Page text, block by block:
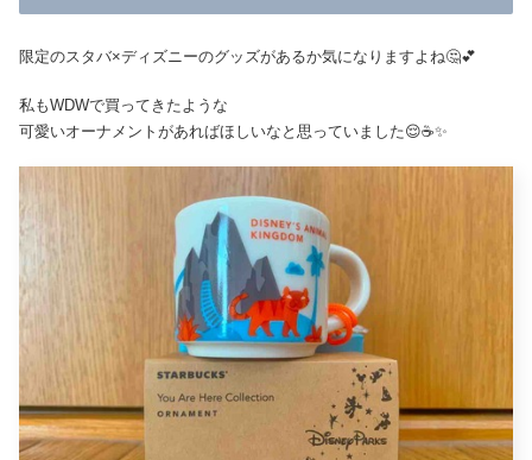
限定のスタバ×ディズニーのグッズがあるか気になりますよね🤔💕
私もWDWで買ってきたような
可愛いオーナメントがあればほしいなと思っていました😌☕️✨